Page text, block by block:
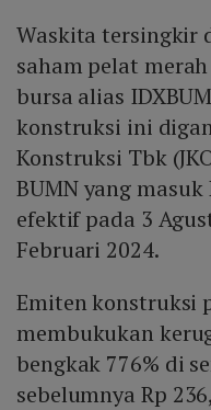
Waskita tersingkir
saham pelat
bursa alias
konstruksi ini
Konstruksi Tbk
BUMN yang
efektif pada 3
Februari 2024.
Emiten konstruksi
membukukan
bengkak 776% di
sebelumnya Rp